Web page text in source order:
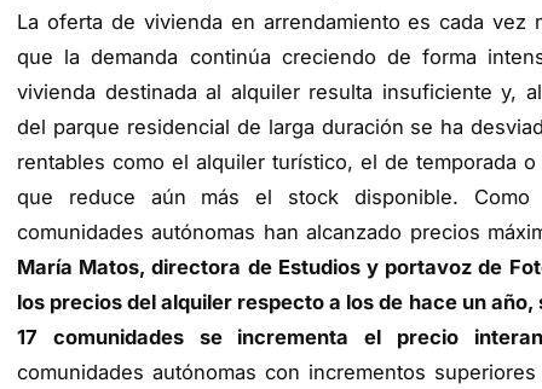
La oferta de vivienda en arrendamiento es cada vez
que la demanda continúa creciendo de forma
vivienda destinada al alquiler resulta insuficiente y,
del parque residencial de larga duración se ha
rentables como el alquiler turístico, el de temporada
que reduce aún más el stock disponible. Como
comunidades autónomas han alcanzado precios
María Matos, directora de Estudios y portavoz de
los precios del alquiler respecto a los de hace un año,
17 comunidades se incrementa el precio
comunidades autónomas con incrementos